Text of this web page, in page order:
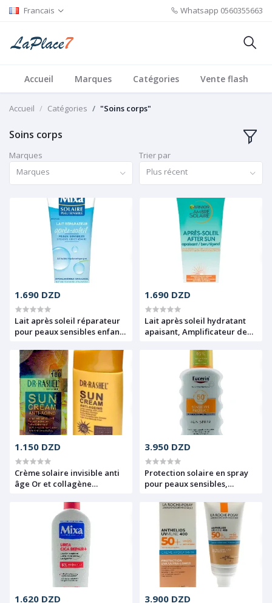
Francais Whatsapp 0560355663
Accueil Marques Catégories Vente flash
Accueil Catégories "Soins corps"
Soins corps
Marques
Marques
Trier par
Plus récent
1.690 DZD
Lait après soleil réparateur
pour peaux sensibles enfant
hyaluronique pur, Hydrate
48h et répare, Mixa, 200ml
1.690 DZD
Lait après soleil hydratant
apaisant, Amplificateur de
Garnier, 200 ml
1.150 DZD
Crème solaire invisible anti
âge Or et collagène
3.950 DZD
Protection solaire en spray
pour peaux sensibles,
1.620 DZD 3.900 DZD